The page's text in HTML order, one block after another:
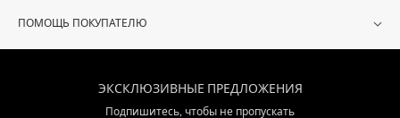
ПОМОЩЬ ПОКУПАТЕЛЮ
ЭКСКЛЮЗИВНЫЕ ПРЕДЛОЖЕНИЯ
Подпишитесь, чтобы не пропускать